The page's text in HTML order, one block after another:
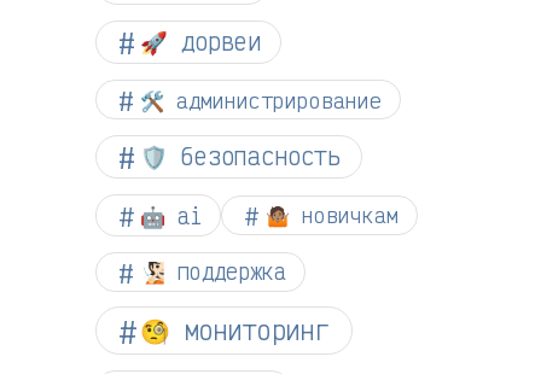
🚀 дорвеи
🛠️ администрирование
🛡️ безопасность
🤖 ai 🤷🏽 новичкам
🧏🏻 поддержка
🧐 мониторинг